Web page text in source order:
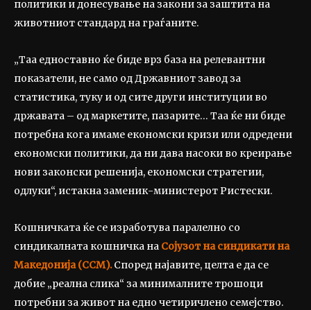
политики и донесување на закони за заштита на
животниот стандард на граѓаните.
„Таа едноставно ќе биде врз база на релевантни
показатели, не само од Државниот завод за
статистика, туку и од сите други институции во
државата – од маркетите, пазарите… Таа ќе ни биде
потребна кога имаме економски кризи или одредени
економски политики, да ни дава насоки во креирање
нови законски решенија, економски стратегии,
одлуки“, истакна заменик-министерот Ристески.
Кошничката ќе се изработува паралелно со
синдикалната кошничка на Сојузот на синдикати на
Македонија (ССМ).Според најавите, целта е да се
добие „реална слика“ за минималните трошоци
потребни за живот на едно четиричлено семејство.